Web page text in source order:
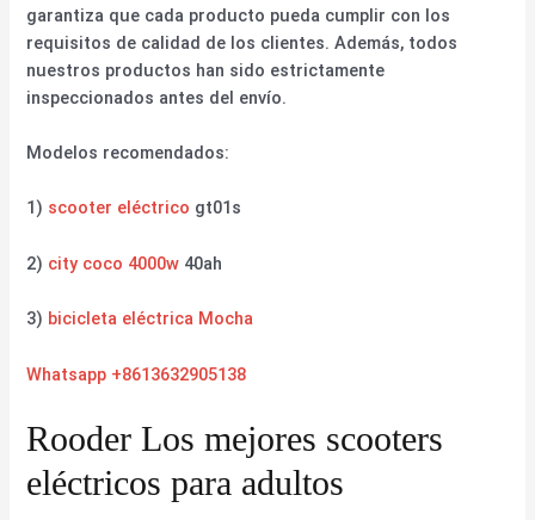
garantiza que cada producto pueda cumplir con los
requisitos de calidad de los clientes. Además, todos
nuestros productos han sido estrictamente
inspeccionados antes del envío.
Modelos recomendados:
1) scooter eléctrico gt01s
2) city coco 4000w 40ah
3) bicicleta eléctrica Mocha
Whatsapp +8613632905138
Rooder Los mejores scooters
eléctricos para adultos